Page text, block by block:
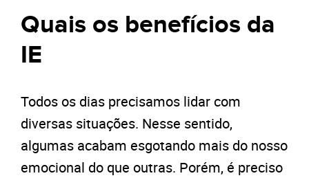
Quais os benefícios da
IE
Todos os dias precisamos lidar com
diversas situações. Nesse sentido,
algumas acabam esgotando mais do nosso
emocional do que outras. Porém, é preciso